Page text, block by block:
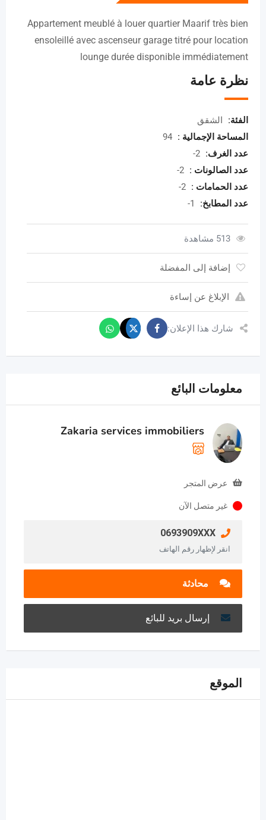
Appartement meublé à louer quartier Maarif très bien
ensoleillé avec ascenseur garage titré pour location
lounge durée disponible immédiatement
نظرة عامة
الفئة:
الشقق
المساحة الإجمالية : 94
عدد الغرف: 2-
عدد الصالونات : 2-
عدد الحمامات : 2-
عدد المطابخ:
1-
513 مشاهدة
إضافة إلى المفضلة
الإبلاغ عن إساءة
شارك هذا الإعلان:
معلومات البائع
Zakaria services immobiliers
عرض المتجر
غير متصل الآن
0693909XXX
انقر لإظهار رقم الهاتف
محادثة
إرسال بريد للبائع
الموقع